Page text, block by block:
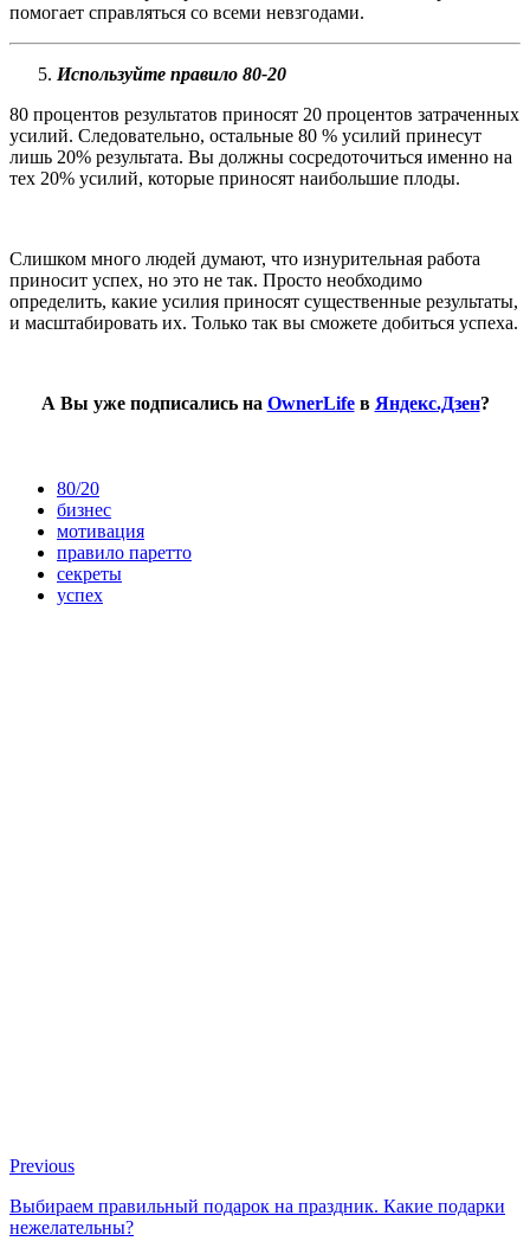
помогает справляться со всеми невзгодами.
Используйте правило 80-20
80 процентов результатов приносят 20 процентов затраченных
усилий. Следовательно, остальные 80 % усилий принесут
лишь 20% результата. Вы должны сосредоточиться именно на
тех 20% усилий, которые приносят наибольшие плоды.
Слишком много людей думают, что изнурительная работа
приносит успех, но это не так. Просто необходимо
определить, какие усилия приносят существенные результаты,
и масштабировать их. Только так вы сможете добиться успеха.
А Вы уже подписались на OwnerLifeв Яндекс.Дзен?
80/20
бизнес
мотивация
правило паретто
секреты
успех
Previous
Выбираем правильный подарок на праздник. Какие подарки
нежелательны?